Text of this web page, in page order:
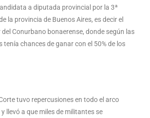
a diputada provincial por la 3ª
la provincia de Buenos Aires, es decir el
Conurbano bonaerense, donde según las
tenía chances de ganar con el 50% de los
tuvo repercusiones en todo el arco
llevó a que miles de militantes se